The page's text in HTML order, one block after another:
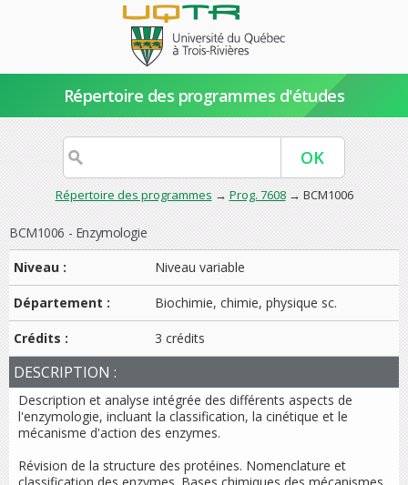
Répertoire des programmes d'études
Répertoire des programmes → Prog. 7608→ BCM1006
BCM1006 - Enzymologie
Niveau :
Niveau variable
Département : Biochimie, chimie, physique sc.
Crédits : 3 crédits
DESCRIPTION :
Description et analyse intégrée des différents aspects de
l'enzymologie, incluant la classification, la cinétique et le
mécanisme d'action des enzymes.
Révision de la structure des protéines. Nomenclature et